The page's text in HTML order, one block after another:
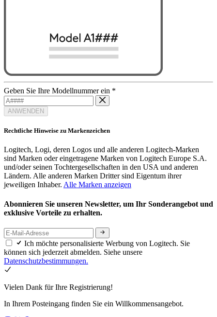
Geben Sie Ihre Modellnummer ein *
ANWENDEN
Rechtliche Hinweise zu Markenzeichen
Logitech, Logi, deren Logos und alle anderen Logitech-Marken
sind Marken oder eingetragene Marken von Logitech Europe S.A.
und/oder seinen Tochtergesellschaften in den USA und anderen
Ländern. Alle anderen Marken Dritter sind Eigentum ihrer
jeweiligen Inhaber. Alle Marken anzeigen
Abonnieren Sie unseren Newsletter, um Ihr Sonderangebot und
exklusive Vorteile zu erhalten.
Ich möchte personalisierte Werbung von Logitech. Sie
können sich jederzeit abmelden. Siehe unsere
Datenschutzbestimmungen.
Vielen Dank für Ihre Registrierung!
In Ihrem Posteingang finden Sie ein Willkommensangebot.